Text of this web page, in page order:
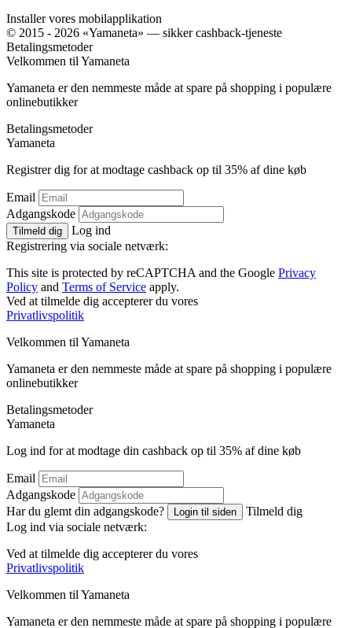
Installer vores mobilapplikation
© 2015 - 2026 «Yamaneta» — sikker cashback-tjeneste
Betalingsmetoder
Velkommen til Yamaneta
Yamaneta er den nemmeste måde at spare på shopping i populære
onlinebutikker
Betalingsmetoder
Yamaneta
Registrer dig for at modtage cashback op til 35% af dine køb
Email
Adgangskode
Tilmeld dig
Log ind
Registrering via sociale netværk:
This site is protected by reCAPTCHA and the Google Privacy
Policy and Terms of Service apply.
Ved at tilmelde dig accepterer du vores
Privatlivspolitik
Velkommen til Yamaneta
Yamaneta er den nemmeste måde at spare på shopping i populære
onlinebutikker
Betalingsmetoder
Yamaneta
Log ind for at modtage din cashback op til 35% af dine køb
Email
Adgangskode
Har du glemt din adgangskode?
Login til siden
Tilmeld dig
Log ind via sociale netværk:
Ved at tilmelde dig accepterer du vores
Privatlivspolitik
Velkommen til Yamaneta
Yamaneta er den nemmeste måde at spare på shopping i populære